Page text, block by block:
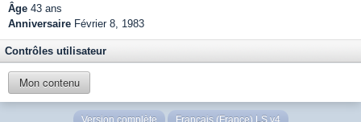
Âge 43 ans
Anniversaire Février 8, 1983
Contrôles utilisateur
Mon contenu
Version complète Français (France) LS v4